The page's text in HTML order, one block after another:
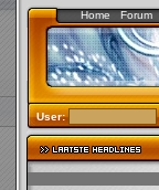
Home Forum
User: